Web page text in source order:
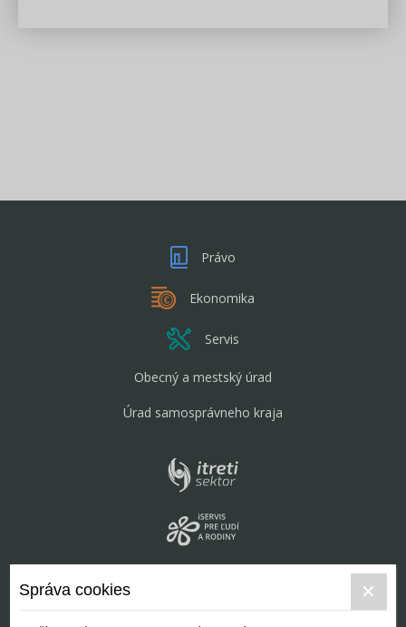
Právo
Ekonomika
Servis
Obecný a mestský úrad
Úrad samosprávneho kraja
Správa cookies